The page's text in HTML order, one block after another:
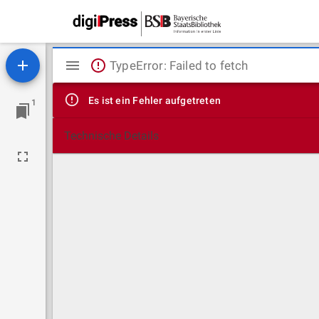
1
Mirador
Viewer
TypeError: Failed to fetch
Es ist ein Fehler aufgetreten
Technische Details